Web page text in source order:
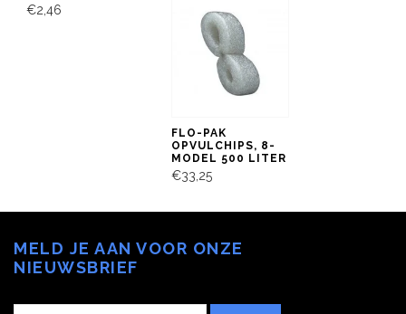
€2,46
FLO-PAK
OPVULCHIPS, 8-
MODEL 500 LITER
€33,25
MELD JE AAN VOOR ONZE
NIEUWSBRIEF